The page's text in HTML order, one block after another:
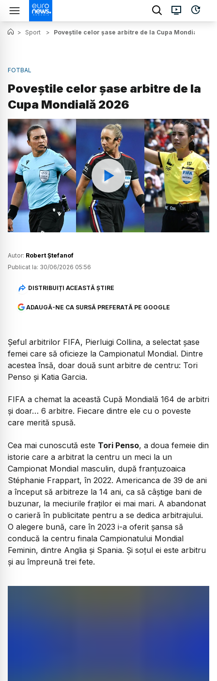
> Sport > Poveștile celor șase arbitre de la Cupa Mondială
FOTBAL
Poveștile celor șase arbitre de la
Cupa Mondială 2026
Watch
Autor: Robert Ștefanof
Publicat la: 30/06/2026 05:56
DISTRIBUIȚI ACEASTĂ ȘTIRE
ADAUGĂ-NE CA SURSĂ PREFERATĂ PE GOOGLE
Șeful arbitrilor FIFA, Pierluigi Collina, a selectat șase
femei care să oficieze la Campionatul Mondial. Dintre
acestea însă, doar două sunt arbitre de centru: Tori
Penso și Katia Garcia.
FIFA a chemat la această Cupă Mondială 164 de arbitri
și doar… 6 arbitre. Fiecare dintre ele cu o poveste
care merită spusă.
Cea mai cunoscută este Tori Penso, a doua femeie din
istorie care a arbitrat la centru un meci la un
Campionat Mondial masculin, după franțuzoaica
Stéphanie Frappart, în 2022. Americanca de 39 de ani
a început să arbitreze la 14 ani, ca să câștige bani de
buzunar, la meciurile fraților ei mai mari. A abandonat
o carieră în publicitate pentru a se dedica arbitrajului.
O alegere bună, care în 2023 i-a oferit șansa să
conducă la centru finala Campionatului Mondial
Feminin, dintre Anglia și Spania. Și soțul ei este arbitru
și au împreună trei fete.